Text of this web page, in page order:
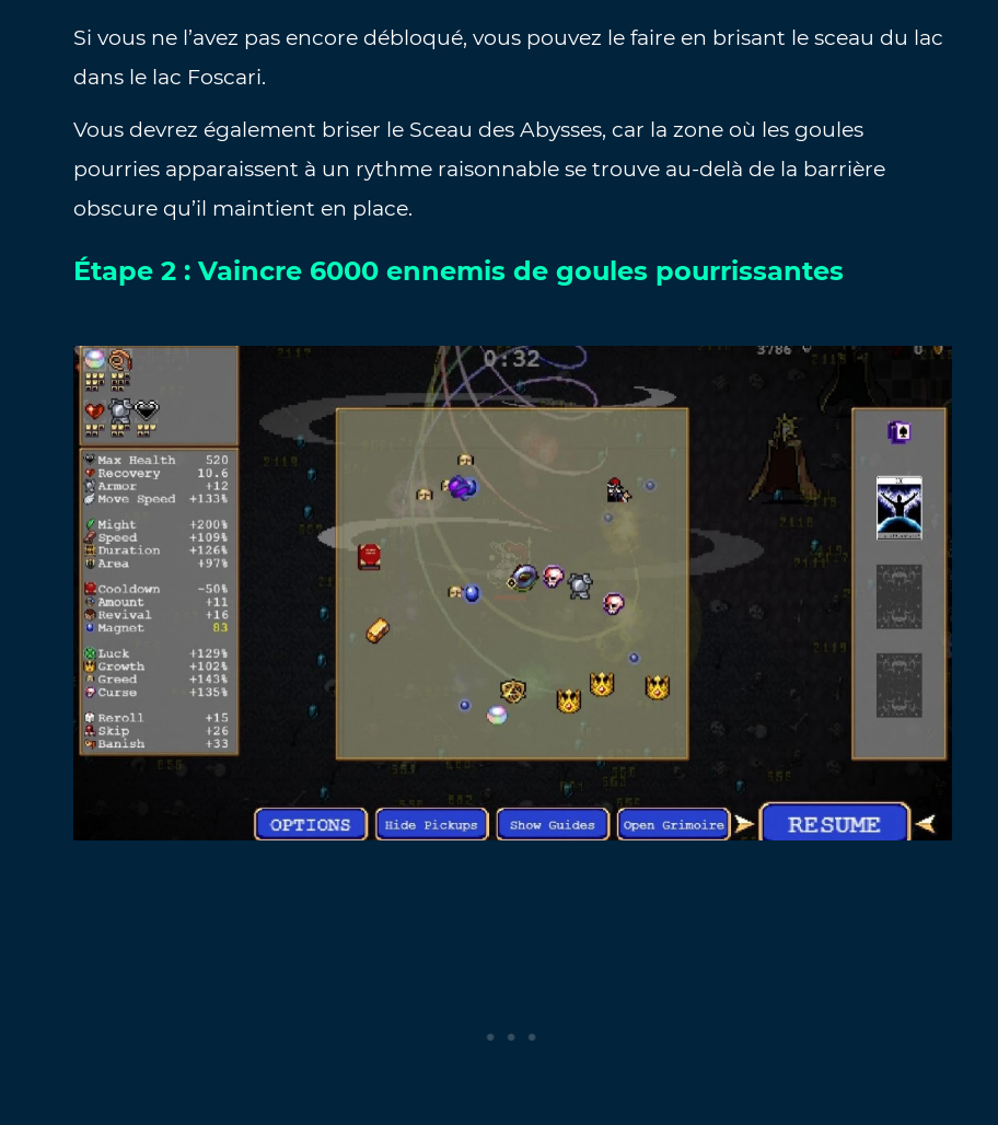
Si vous ne l’avez pas encore débloqué, vous pouvez le faire en brisant le sceau du lac
dans le lac Foscari.
Vous devrez également briser le Sceau des Abysses, car la zone où les goules
pourries apparaissent à un rythme raisonnable se trouve au-delà de la barrière
obscure qu’il maintient en place.
Étape 2 : Vaincre 6000 ennemis de goules pourrissantes